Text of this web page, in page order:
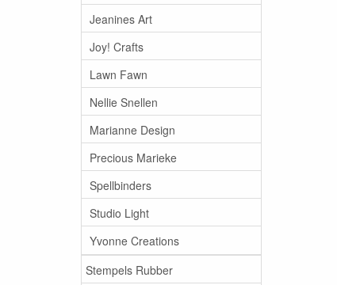
Jeanines Art
Joy! Crafts
Lawn Fawn
Nellie Snellen
Marianne Design
Precious Marieke
Spellbinders
Studio Light
Yvonne Creations
Stempels Rubber